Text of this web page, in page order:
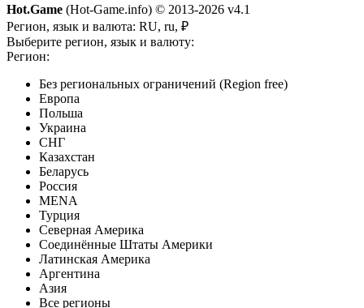
Hot.Game (Hot-Game.info) © 2013-2026 v4.1
Регион, язык и валюта: RU, ru, ₽
Выберите регион, язык и валюту:
Регион:
Без региональных ограничений (Region free)
Европа
Польша
Украина
СНГ
Казахстан
Беларусь
Россия
MENA
Турция
Северная Америка
Соединённые Штаты Америки
Латинская Америка
Аргентина
Азия
Все регионы